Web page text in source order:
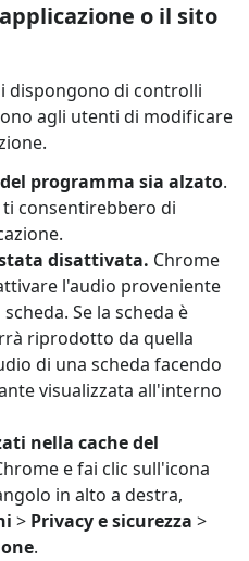
o il sito
dispongono di controlli
agli utenti di modificare
programma sia alzato.
consentirebbero di
disattivata. Chrome
l'audio proveniente
Se la scheda è
riprodotto da quella
di una scheda facendo
visualizzata all'interno
nella cache del
e fai clic sull'icona
in alto a destra,
> Privacy e sicurezza >
.